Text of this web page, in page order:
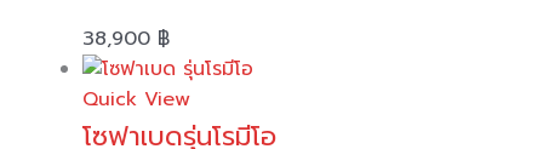
38,900 ฿
Quick View
โซฟาเบดรุ่นโรมีโอ